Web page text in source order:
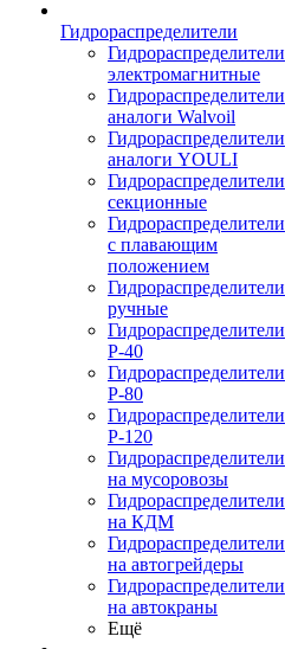
Гидрораспределители
Гидрораспределители
электромагнитные
Гидрораспределители
аналоги Walvoil
Гидрораспределители
аналоги YOULI
Гидрораспределители
секционные
Гидрораспределители
с плавающим
положением
Гидрораспределители
ручные
Гидрораспределители
Р-40
Гидрораспределители
Р-80
Гидрораспределители
Р-120
Гидрораспределители
на мусоровозы
Гидрораспределители
на КДМ
Гидрораспределители
на автогрейдеры
Гидрораспределители
на автокраны
Ещё